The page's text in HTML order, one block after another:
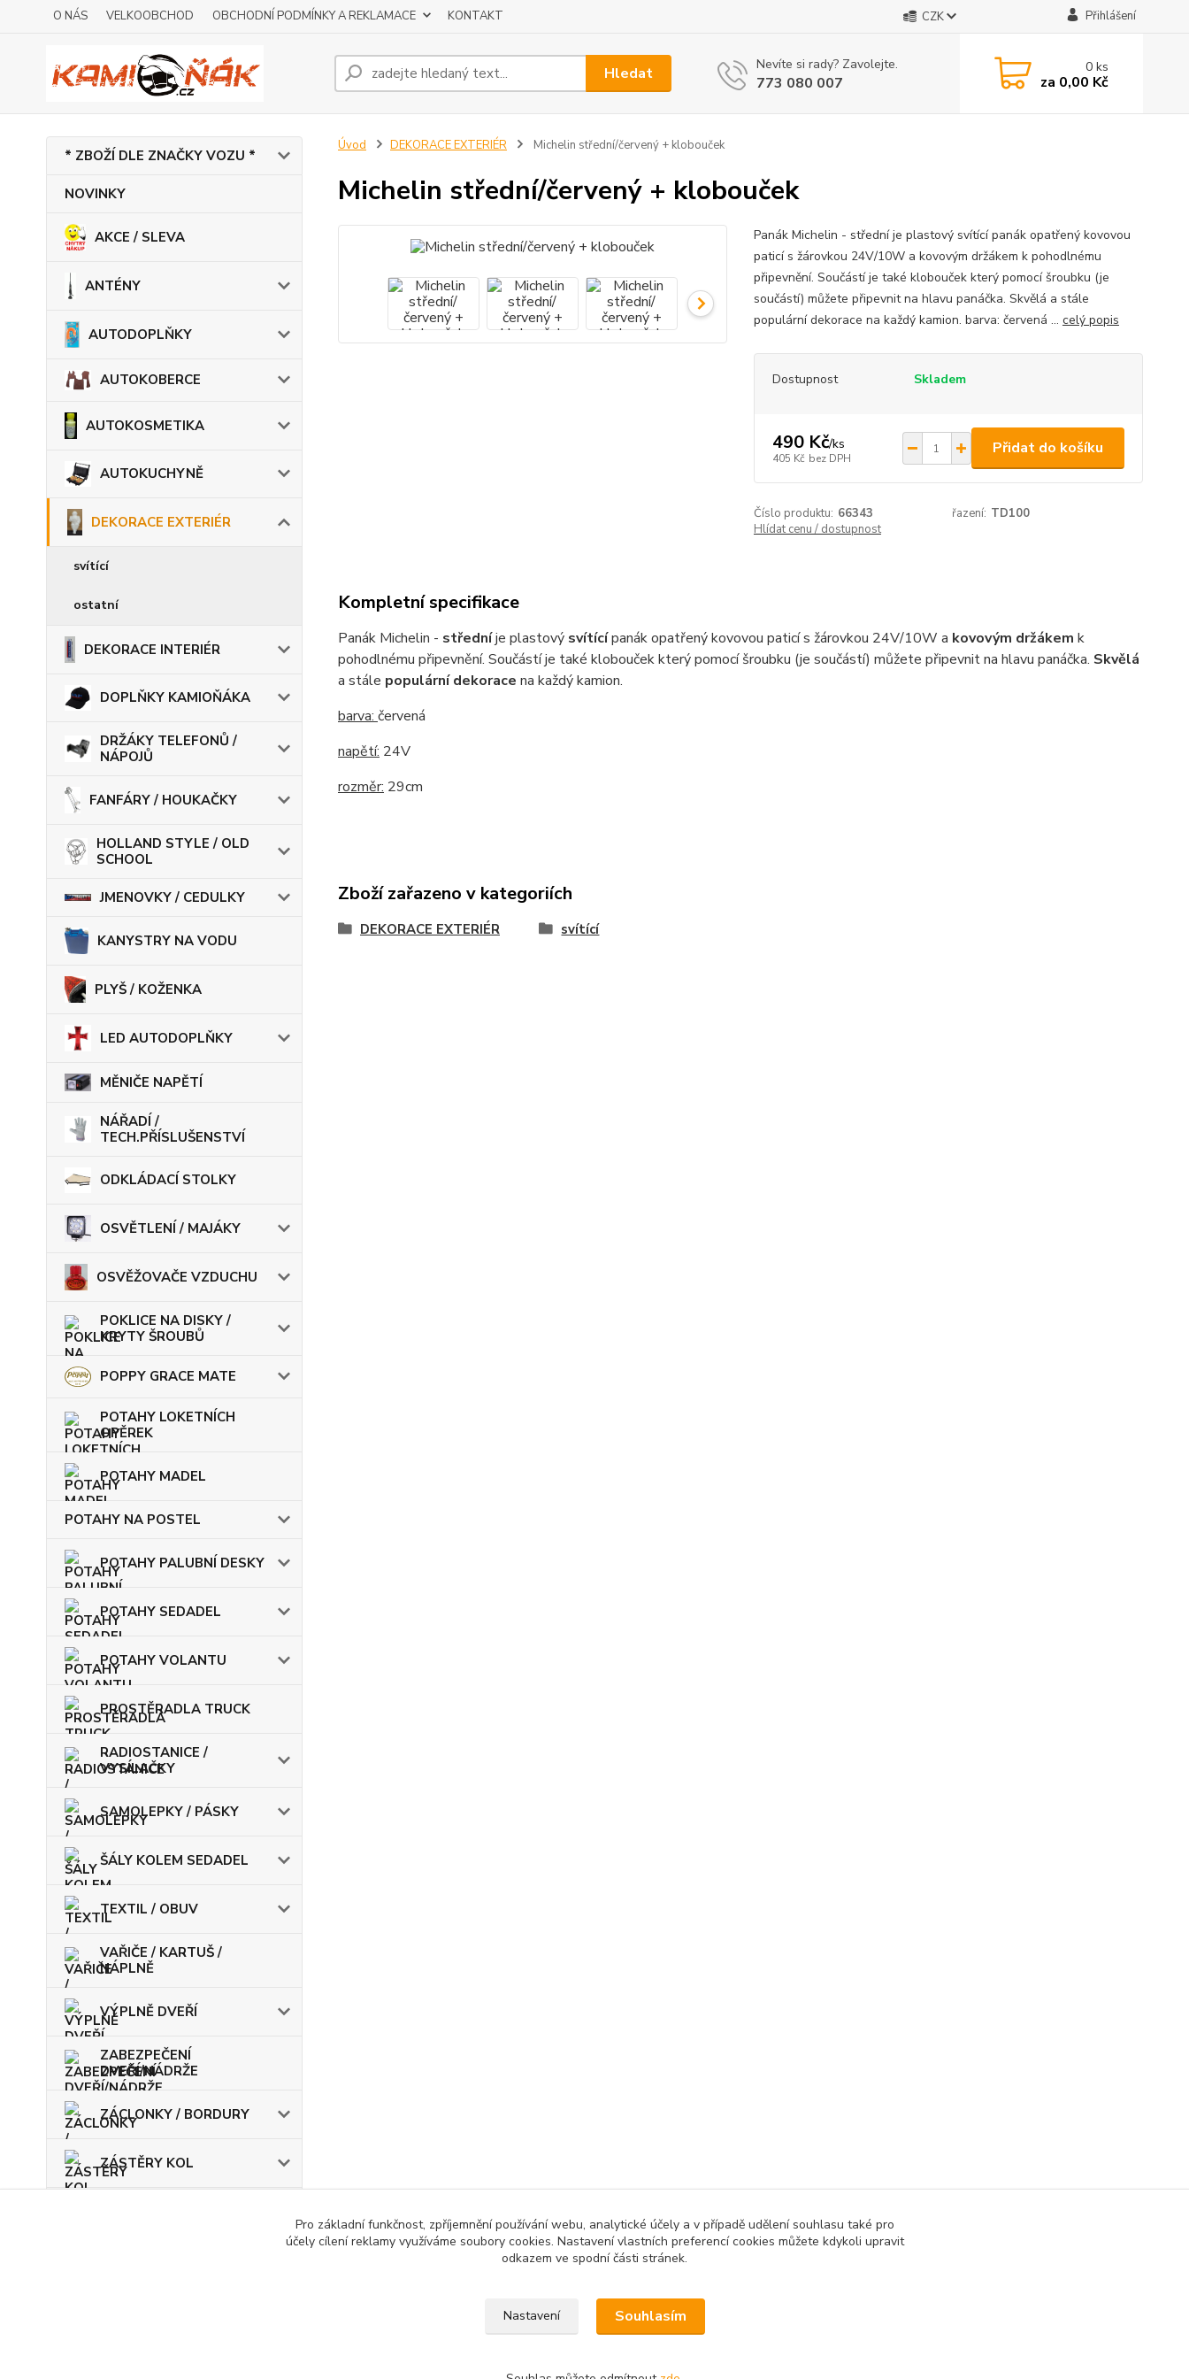
O NÁS VELKOOBCHOD OBCHODNÍ PODMÍNKY A REKLAMACE KONTAKT CZK Přihlášení
Hledat Nevíte si rady? Zavolejte.
773 080 007
0ks
za 0,00 Kč
* ZBOŽÍ DLE ZNAČKY VOZU *
NOVINKY
AKCE / SLEVA
ANTÉNY
AUTODOPLŇKY
AUTOKOBERCE
AUTOKOSMETIKA
AUTOKUCHYNĚ
DEKORACE EXTERIÉR
svítící
ostatní
DEKORACE INTERIÉR
DOPLŇKY KAMIOŇÁKA
DRŽÁKY TELEFONŮ /
NÁPOJŮ
FANFÁRY / HOUKAČKY
HOLLAND STYLE / OLD
SCHOOL
JMENOVKY / CEDULKY
KANYSTRY NA VODU
PLYŠ / KOŽENKA
LED AUTODOPLŇKY
MĚNIČE NAPĚTÍ
NÁŘADÍ /
TECH.PŘÍSLUŠENSTVÍ
ODKLÁDACÍ STOLKY
OSVĚTLENÍ / MAJÁKY
OSVĚŽOVAČE VZDUCHU
POKLICE NA DISKY /
KRYTY ŠROUBŮ
POPPY GRACE MATE
POTAHY LOKETNÍCH
OPĚREK
POTAHY MADEL
POTAHY NA POSTEL
POTAHY PALUBNÍ DESKY
POTAHY SEDADEL
POTAHY VOLANTU
PROSTĚRADLA TRUCK
RADIOSTANICE /
VYSÍLAČKY
SAMOLEPKY / PÁSKY
ŠÁLY KOLEM SEDADEL
TEXTIL / OBUV
VAŘIČE / KARTUŠ /
NÁPLNĚ
VÝPLNĚ DVEŘÍ
ZABEZPEČENÍ
DVEŘÍ/NÁDRŽE
ZÁCLONKY / BORDURY
ZÁSTĚRY KOL
Úvod DEKORACE EXTERIÉR Michelin střední/červený + klobouček
Michelin střední/červený + klobouček
Panák Michelin - střední je plastový svítící panák opatřený kovovou
paticí s žárovkou 24V/10W a kovovým držákem k pohodlnému
připevnění. Součástí je také klobouček který pomocí šroubku (je
součástí) můžete připevnit na hlavu panáčka. Skvělá a stále
populární dekorace na každý kamion. barva: červená ... celý popis
Dostupnost Skladem
490 Kč/ks
405 Kč bez DPH
Přidat do košíku
Číslo produktu: 66343 řazení: TD100
Hlídat cenu / dostupnost
Kompletní specifikace
Panák Michelin - středníje plastový svítícípanák opatřený kovovou paticí s žárovkou 24V/10W a kovovým držákem k
pohodlnému připevnění. Součástí je také klobouček který pomocí šroubku (je součástí) můžete připevnit na hlavu panáčka. Skvělá
a stále populární dekorace na každý kamion.
barva: červená
napětí: 24V
rozměr: 29cm
Zboží zařazeno v kategoriích
DEKORACE EXTERIÉR svítící
Pro základní funkčnost, zpříjemnění používání webu, analytické účely a v případě udělení souhlasu také pro
účely cílení reklamy využíváme soubory cookies. Nastavení vlastních preferencí cookies můžete kdykoli upravit
odkazem ve spodní části stránek.
Nastavení Souhlasím